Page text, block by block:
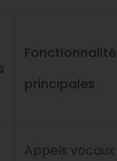
principales
Appels vocaux